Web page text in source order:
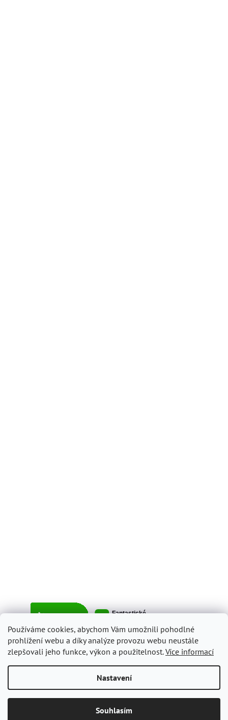
Používáme cookies, abychom Vám umožnili pohodlné
prohlížení webu a díky analýze provozu webu neustále
zlepšovali jeho funkce, výkon a použitelnost.Více informací
Nastavení
Souhlasím
Copyright 2026ItalyShop.cz. Všechna práva vyhrazena.Upravit
nastavení cookies